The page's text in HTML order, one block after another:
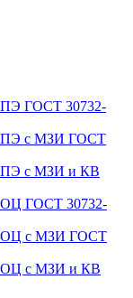
ПЭ ГОСТ 30732-
ПЭ с МЗИ ГОСТ
ПЭ с МЗИ и КВ
ОЦ ГОСТ 30732-
ОЦ с МЗИ ГОСТ
ОЦ с МЗИ и КВ